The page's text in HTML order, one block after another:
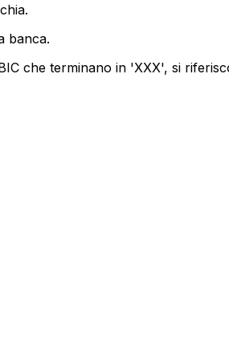
banca.
che terminano in 'XXX', si